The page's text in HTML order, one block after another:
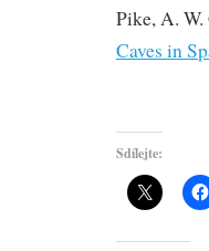
Pike, A. W.
Caves in
Sdílejte: